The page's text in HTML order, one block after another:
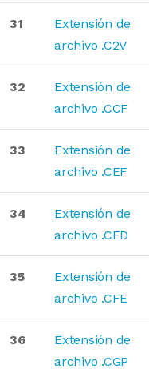
31
Extensión de
archivo .C2V
32
Extensión de
archivo .CCF
33
Extensión de
archivo .CEF
34
Extensión de
archivo .CFD
35
Extensión de
archivo .CFE
36
Extensión de
archivo .CGP